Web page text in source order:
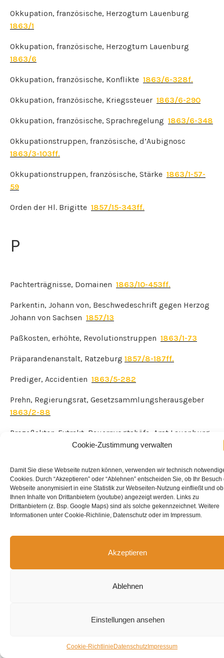
Cookie-Zustimmung verwalten
Damit Sie diese Webseite nutzen können, verwenden wir technisch
Cookies. Durch “Akzeptieren” oder “Ablehnen” entscheiden Sie, ob Ihr Besuch
Webseite anonymisiert in eine Statistik zur Webseiten-Nutzung einfließt und ob
Ihnen Inhalte von Drittanbietern (youtube) angezeigt werden. Links zu
Drittanbietern (z. Bsp. Google Maps) sind als solche gekennzeichnet. Weitere
Informationen unter Cookie-Richlinie, Datenschutz oder im Impressum.
Akzeptieren
Ablehnen
Einstellungen ansehen
Cookie-Richtlinie Datenschutz Impressum
Okkupation, französische, Herzogtum Lauenburg
1863/1
Okkupation, französische, Herzogtum Lauenburg
1863/6
Okkupation, französische, Konflikte 1863/6-328f.
Okkupation, französische, Kriegssteuer 1863/6-290
Okkupation, französische, Sprachregelung 1863/6-348
Okkupationstruppen, französische, d’Aubignosc
1863/3-103ff.
Okkupationstruppen, französische, Stärke 1863/1-57-
59
Orden der Hl. Brigitte 1857/15-343ff.
P
Pachterträgnisse, Domainen 1863/10-453ff.
Parkentin, Johann von, Beschwedeschrift gegen Herzog
Johann von Sachsen 1857/13
Paßkosten, erhöhte, Revolutionstruppen 1863/1-73
Präparandenanstalt, Ratzeburg 1857/8-187ff.
Prediger, Accidentien 1863/5-282
Prehn, Regierungsrat, Gesetzsammlungsherausgeber
1863/2-88
Prozeßakten-Extrakt, Bauernvogtshöfe, Amt Lauenburg
Prozeßkarten, Sachsenwald 1863/9-439ff.
Prozeßstatistik, Amt Steinhorst1860/7